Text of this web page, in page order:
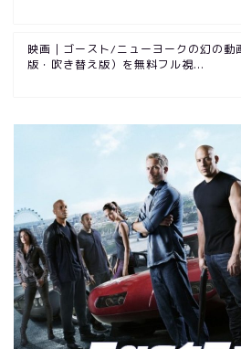
映画｜ゴースト/ニューヨークの幻の動
版・吹き替え版）を無料フル視...